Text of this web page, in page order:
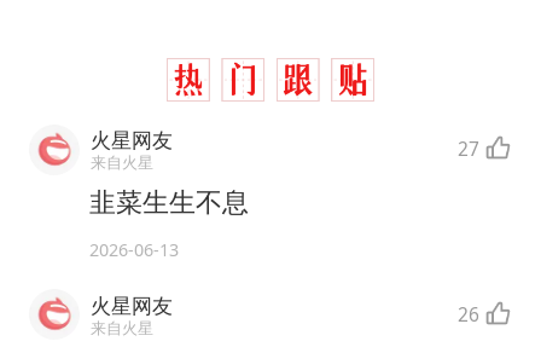
火星网友
来自火星 27
韭菜生生不息
2026-06-13
火星网友
来自火星 26